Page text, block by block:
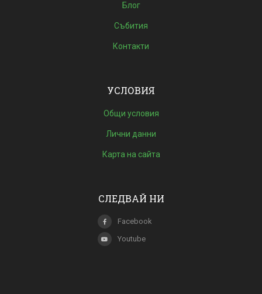
Блог
Събития
Контакти
УСЛОВИЯ
Общи условия
Лични данни
Карта на сайта
СЛЕДВАЙ НИ
Facebook
Youtube